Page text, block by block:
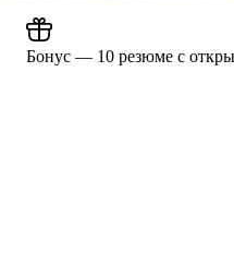
Бонус — 10 резюме с